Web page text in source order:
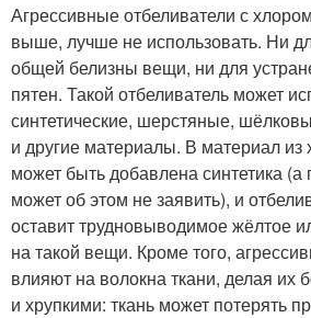
Агрессивные отбеливатели с
выше, лучше не использовать. Ни
общей белизны вещи, ни для
пятен. Такой отбеливатель может
синтетические, шерстяные,
и другие материалы. В материал из
может быть добавлена синтетика (а
может об этом не заявить), и
оставит трудновыводимое жёлтое
на такой вещи. Кроме того,
влияют на волокна ткани, делая их
и хрупкими: ткань может потерять